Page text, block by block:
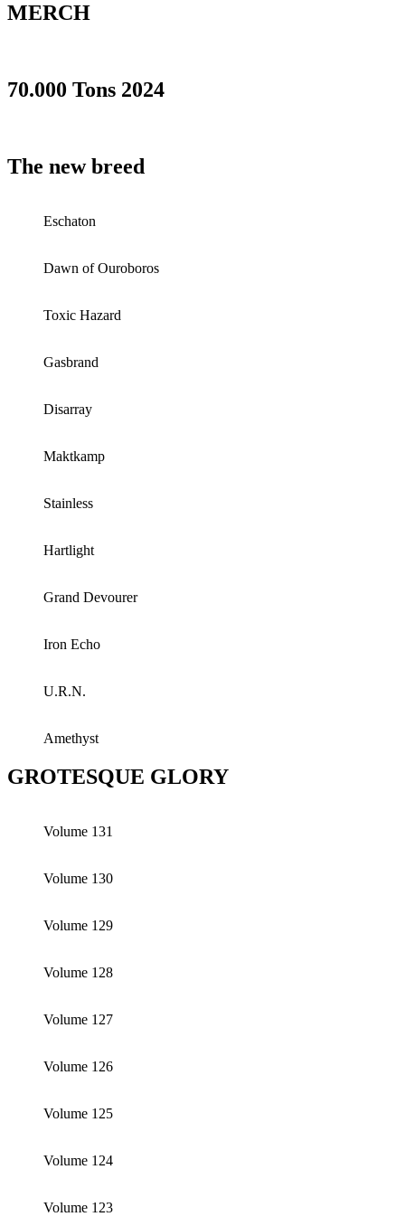
MERCH
70.000 Tons 2024
The new breed
Eschaton
Dawn of Ouroboros
Toxic Hazard
Gasbrand
Disarray
Maktkamp
Stainless
Hartlight
Grand Devourer
Iron Echo
U.R.N.
Amethyst
GROTESQUE GLORY
Volume 131
Volume 130
Volume 129
Volume 128
Volume 127
Volume 126
Volume 125
Volume 124
Volume 123